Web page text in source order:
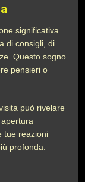
significativa
di consigli, di
Questo sogno
pensieri o
può rivelare
tue reazioni
profonda.